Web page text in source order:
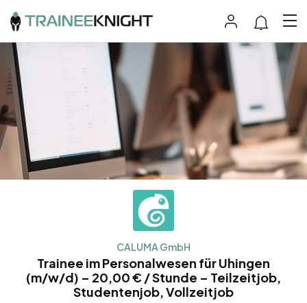
CALUMA GmbH
Trainee im Personalwesen für Uhingen
(m/w/d) – 20,00 € / Stunde – Teilzeitjob,
Studentenjob, Vollzeitjob